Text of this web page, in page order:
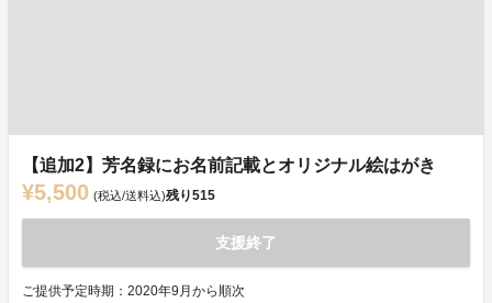
【追加2】芳名録にお名前記載とオリジナル絵はがき
¥5,500 (税込/送料込)残り515
支援終了
ご提供予定時期：2020年9月から順次